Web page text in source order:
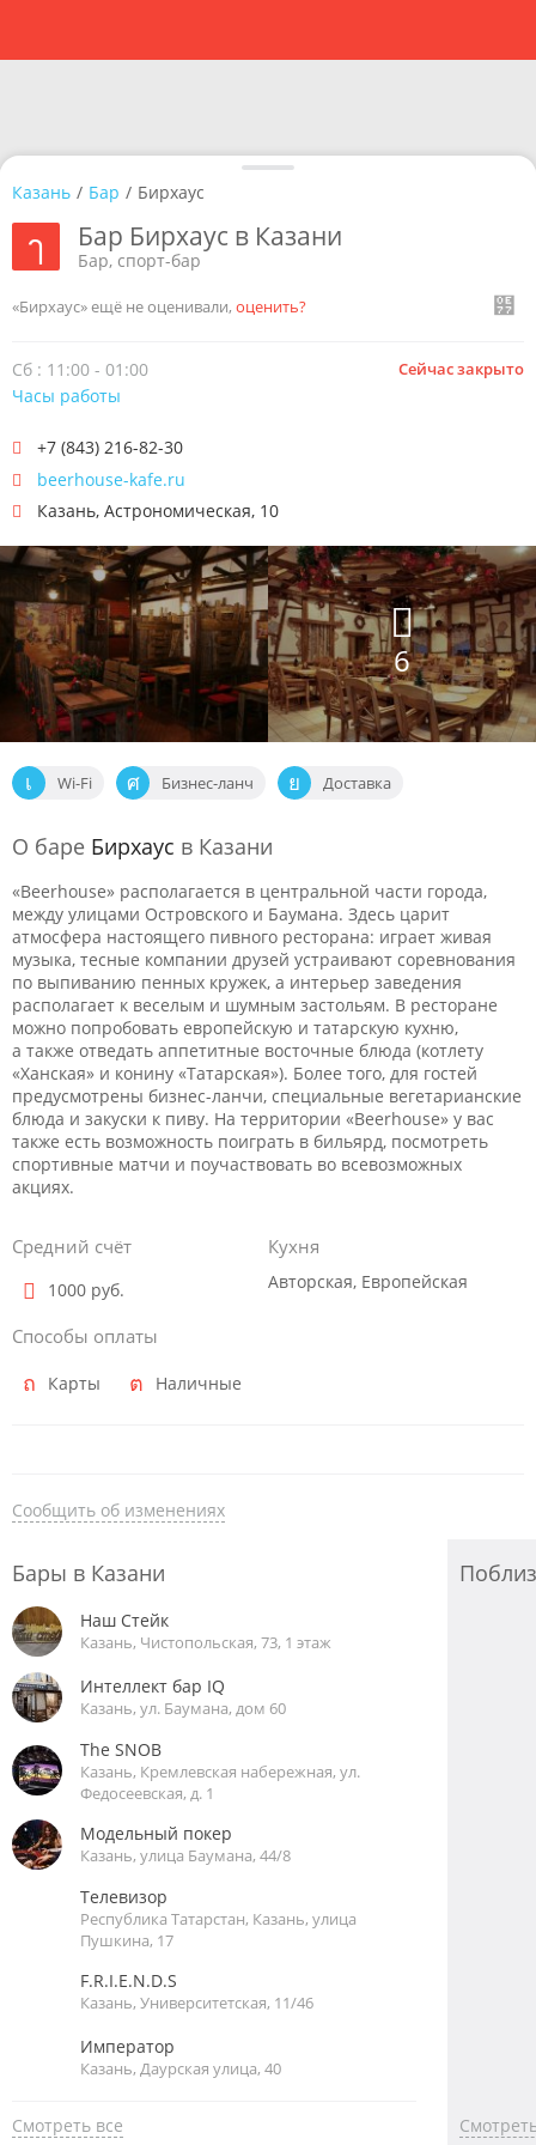
6
Wi-Fi Бизнес-ланч Доставка
Казань / Бар / Бирхаус
Бар Бирхаус в Казани
Бар, спорт-бар
«Бирхаус» ещё не оценивали, оценить?
+7 (843) 216-82-30
beerhouse-kafe.ru
Казань, Астрономическая, 10
Сейчас закрыто
Сб : 11:00 - 01:00
Часы работы
О баре Бирхаус в Казани
«Beerhouse» располагается в центральной части города,
между улицами Островского и Баумана. Здесь царит
атмосфера настоящего пивного ресторана: играет живая
музыка, тесные компании друзей устраивают соревнования
по выпиванию пенных кружек, а интерьер заведения
располагает к веселым и шумным застольям. В ресторане
можно попробовать европейскую и татарскую кухню,
а также отведать аппетитные восточные блюда (котлету
«Ханская» и конину «Татарская»). Более того, для гостей
предусмотрены бизнес-ланчи, специальные вегетарианские
блюда и закуски к пиву. На территории «Beerhouse» у вас
также есть возможность поиграть в бильярд, посмотреть
спортивные матчи и поучаствовать во всевозможных
акциях.
Средний счёт
1000 руб.
Способы оплаты
Карты Наличные
Кухня
Авторская, Европейская
Сообщить об изменениях
Бары в Казани
Наш Стейк
Казань, Чистопольская, 73, 1 этаж
Интеллект бар IQ
Казань, ул. Баумана, дом 60
The SNOB
Казань, Кремлевская набережная, ул.
Федосеевская, д. 1
Модельный покер
Казань, улица Баумана, 44/8
Телевизор
Республика Татарстан, Казань, улица
Пушкина, 17
F.R.I.E.N.D.S
Казань, Университетская, 11/46
Император
Казань, Даурская улица, 40
Смотреть все